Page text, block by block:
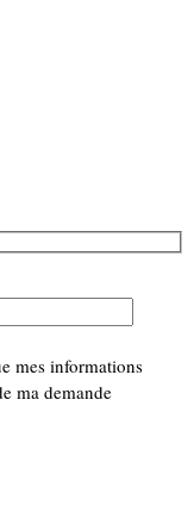
mes informations
ma demande